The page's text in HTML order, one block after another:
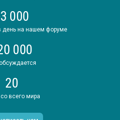
000
день на нашем форуме
000
20
всего мира